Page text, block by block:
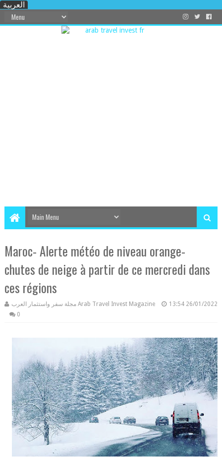
العربية
Maroc- Alerte météo de niveau orange-
chutes de neige à partir de ce mercredi dans
ces régions
مجلة سفر واستثمار العرب Arab Travel Invest Magazine 13:54 26/01/2022
0